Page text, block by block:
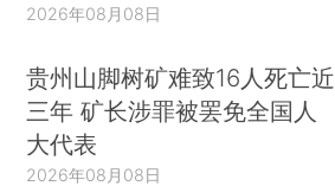
2026年08月08日
贵州山脚树矿难致16人死亡近
三年 矿长涉罪被罢免全国人
大代表
2026年08月08日